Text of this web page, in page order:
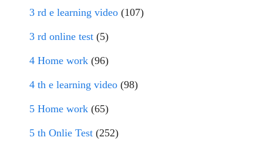
3 rd e learning video (107)
3 rd online test (5)
4 Home work (96)
4 th e learning video (98)
5 Home work (65)
5 th Onlie Test (252)